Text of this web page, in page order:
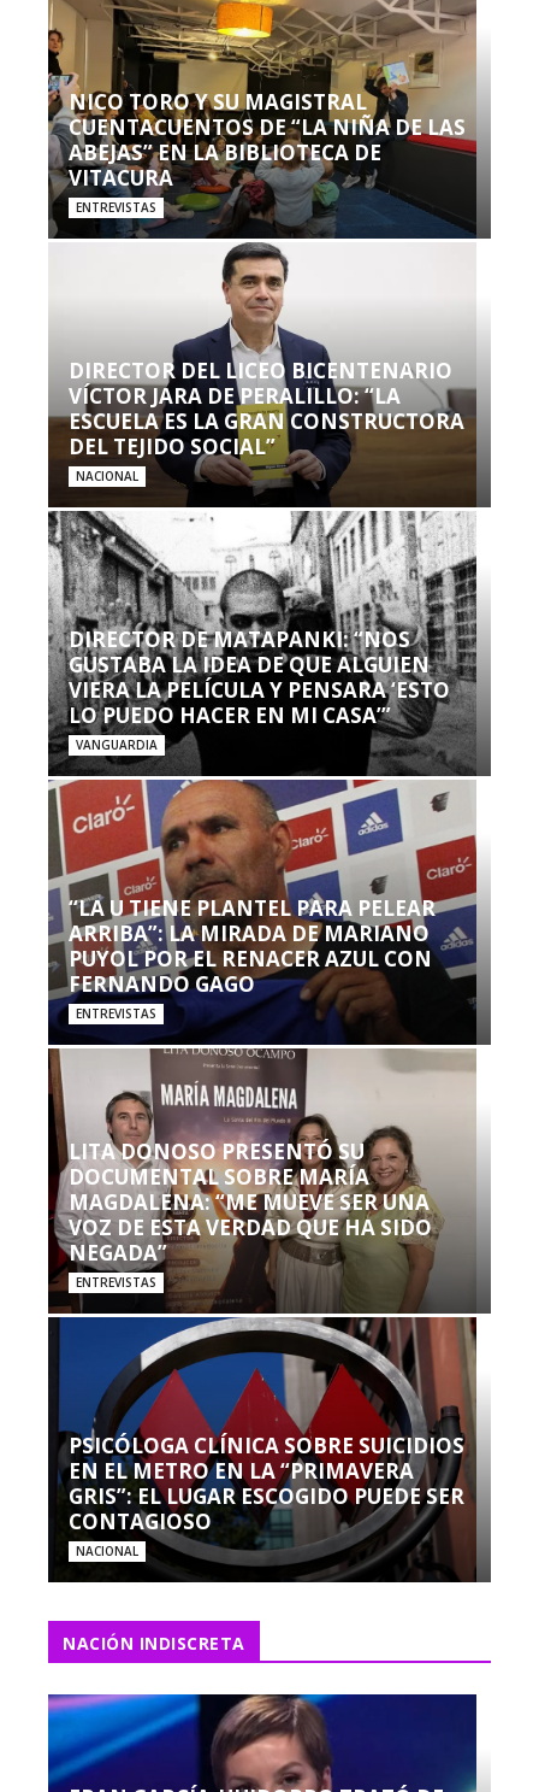
NICO TORO Y SU MAGISTRAL
CUENTACUENTOS DE “LA NIÑA DE LAS
ABEJAS” EN LA BIBLIOTECA DE
VITACURA
ENTREVISTAS
DIRECTOR DEL LICEO BICENTENARIO
VÍCTOR JARA DE PERALILLO: “LA
ESCUELA ES LA GRAN CONSTRUCTORA
DEL TEJIDO SOCIAL”
NACIONAL
DIRECTOR DE MATAPANKI: “NOS
GUSTABA LA IDEA DE QUE ALGUIEN
VIERA LA PELÍCULA Y PENSARA ‘ESTO
LO PUEDO HACER EN MI CASA’”
VANGUARDIA
“LA U TIENE PLANTEL PARA PELEAR
ARRIBA”: LA MIRADA DE MARIANO
PUYOL POR EL RENACER AZUL CON
FERNANDO GAGO
ENTREVISTAS
LITA DONOSO PRESENTÓ SU
DOCUMENTAL SOBRE MARÍA
MAGDALENA: “ME MUEVE SER UNA
VOZ DE ESTA VERDAD QUE HA SIDO
NEGADA”
ENTREVISTAS
PSICÓLOGA CLÍNICA SOBRE SUICIDIOS
EN EL METRO EN LA “PRIMAVERA
GRIS”: EL LUGAR ESCOGIDO PUEDE SER
CONTAGIOSO
NACIONAL
NACIÓN INDISCRETA